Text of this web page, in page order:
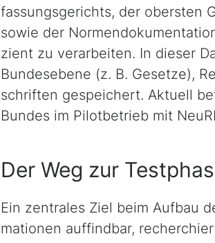
fas­sungs­gerichts, der obersten
sowie der
zient zu verarbeiten. In dieser
Bundesebene (z. B. Gesetze),
schrif­ten gespeichert. Aktuell
Bundes im Pilotbetrieb mit
Der Weg zur
Ein zentrales Ziel beim Aufbau
ma­tio­nen auffindbar,